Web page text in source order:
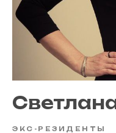
ЭКС-РЕЗИДЕНТЫ